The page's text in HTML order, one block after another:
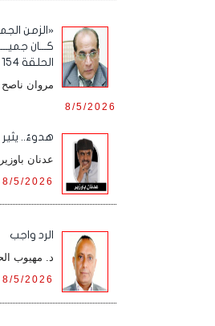
«الزمن
كـــان
الحلقة 154
مروان ناصح
8/5/2026
هدوءٌ..
عدنان باوزير
8/5/2026
الرد واجب
د. مهيوب
8/5/2026